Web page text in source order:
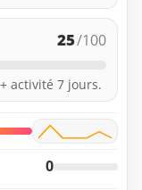
25/100
activité 7 jours.
0